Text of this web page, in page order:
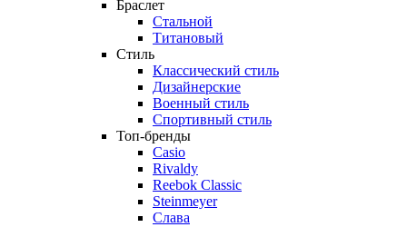
Браслет
Стальной
Титановый
Стиль
Классический стиль
Дизайнерские
Военный стиль
Спортивный стиль
Топ-бренды
Casio
Rivaldy
Reebok Classic
Steinmeyer
Слава